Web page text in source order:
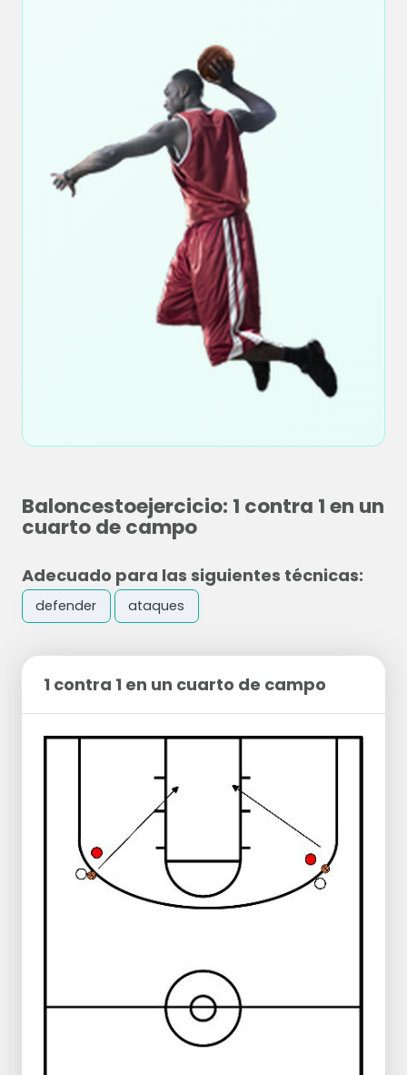
Baloncestoejercicio: 1 contra 1 en un
cuarto de campo
Adecuado para las siguientes técnicas:
defender ataques
1 contra 1 en un cuarto de campo